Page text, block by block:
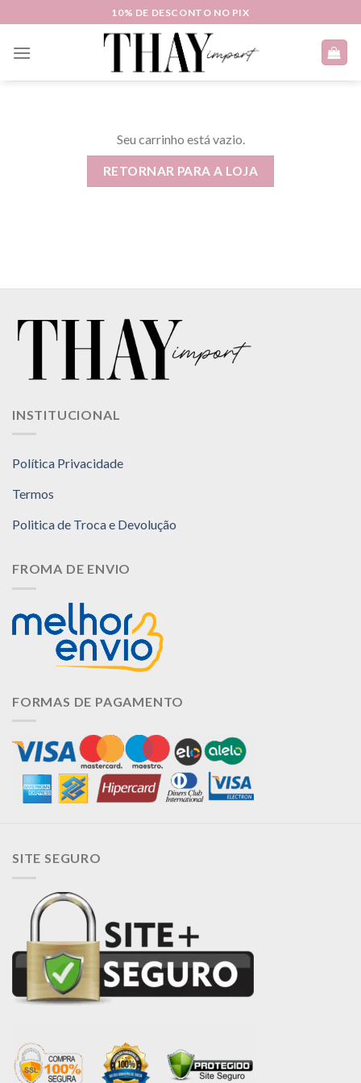
to
content
10% DE DESCONTO NO PIX
Seu carrinho está vazio.
RETORNAR PARA A LOJA
INSTITUCIONAL
Política Privacidade
Termos
Politica de Troca e Devolução
FROMA DE ENVIO
FORMAS DE PAGAMENTO
SITE SEGURO